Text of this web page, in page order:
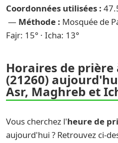
Coordonnées utilisées :
— Méthode : Mosquée de
Fajr: 15° · Icha: 13°
Horaires de prière
(21260)
Asr, Maghreb et
Vous cherchez l'heure de
aujourd'hui ? Retrouvez ci-